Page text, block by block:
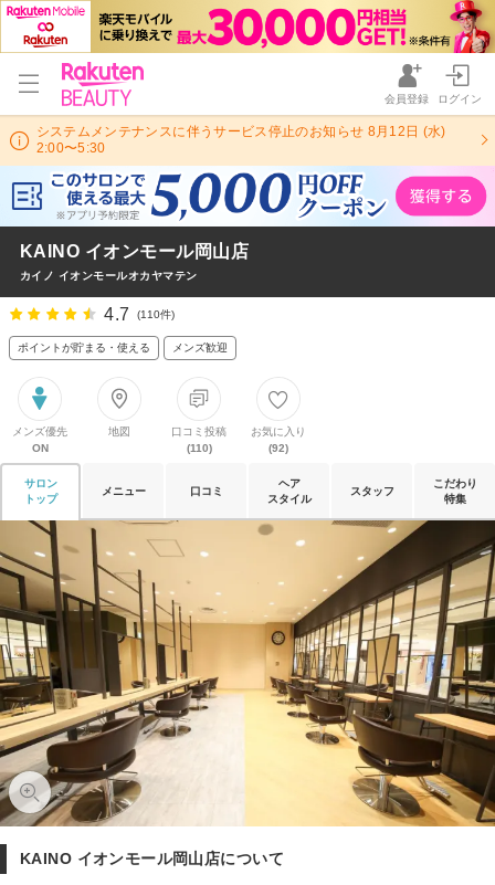
会員登録 ログイン
システムメンテナンスに伴うサービス停止のお知らせ 8月12日 (水)
2:00〜5:30
KAINO イオンモール岡山店
カイノ イオンモールオカヤマテン
4.7 (110件)
ポイントが貯まる・使える メンズ歓迎
メンズ優先
ON
地図
口コミ投稿
(110)
お気に入り
(92)
サロン
トップ
メニュー 口コミ
ヘア
スタイル
スタッフ
こだわり
特集
KAINO イオンモール岡山店について